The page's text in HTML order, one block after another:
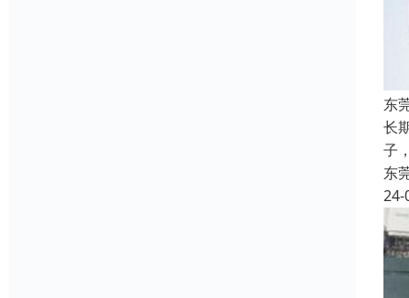
东
长
子
东
24-